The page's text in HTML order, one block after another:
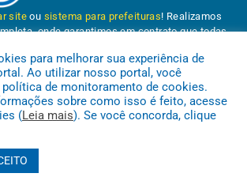
site ou sistema para prefeituras! Realizamos
onde garantimos em contrato que todas
Radar da Transparência Pública
para melhorar sua experiência de
Ao utilizar nosso portal, você
de monitoramento de cookies.
sobre como isso é feito, acesse
(Leia mais). Se você concorda, clique